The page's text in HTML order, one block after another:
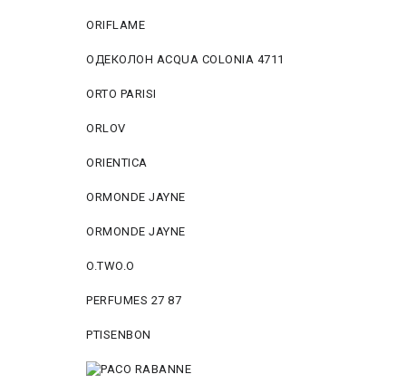
ORIFLAME
ОДЕКОЛОН ACQUA COLONIA 4711
ORTO PARISI
ORLOV
ORIENTICA
ORMONDE JAYNE
ORMONDE JAYNE
O.TWO.O
PERFUMES 27 87
PTISENBON